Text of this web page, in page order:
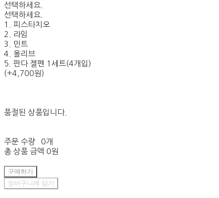
선택하세요.
선택하세요.
1. 피스타치오
2. 라임
3. 민트
4. 올리브
5. 판다 젤펜 1세트(4개입)
(+4,700원)
품절된 상품입니다.
주문 수량
0개
총 상품 금액 0원
구매하기
장바구니에 담기